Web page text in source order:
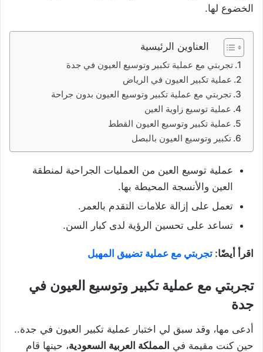
الخضوع لها.
العناوين الرئيسية
تجربتي مع عملية تكبير وتوسيع العيون في جدة
عملية تكبير العيون في الرياض
تجربتي مع عملية تكبير وتوسيع العيون بدون جراحة
عملية توسيع زاوية العين
عملية تكبير وتوسيع العيون القطط
تكبير وتوسيع العيون بالبصل
عملية توسيع العين من العمليات الجراحية لمنطقة
العين والأنسجة المحيطة بها.
تعمل على إزالة علامات التقدم بالعمر.
تساعد على تحسين الرؤية لدى كبار السن.
اقرأ أيضًا: تجربتي مع عملية تضييق المهبل
تجربتي مع عملية تكبير وتوسيع العيون في
جدة
أدعى مها، وقد سبق لي اختبار عملية تكبير العيون في جدة..
حين كنت مقيمة في المملكة العربية السعودية، حينها قام